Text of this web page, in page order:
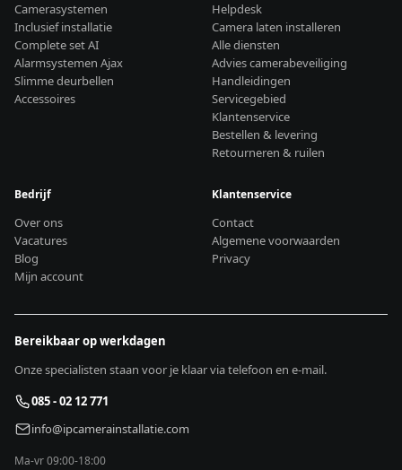
Camerasystemen
Inclusief installatie
Complete set AI
Alarmsystemen Ajax
Slimme deurbellen
Accessoires
Helpdesk
Camera laten installeren
Alle diensten
Advies camerabeveiliging
Handleidingen
Servicegebied
Klantenservice
Bestellen & levering
Retourneren & ruilen
Bedrijf
Over ons
Vacatures
Blog
Mijn account
Klantenservice
Contact
Algemene voorwaarden
Privacy
Bereikbaar op werkdagen
Onze specialisten staan voor je klaar via telefoon en e-mail.
085 - 02 12 771
info@ipcamerainstallatie.com
Ma-vr 09:00-18:00